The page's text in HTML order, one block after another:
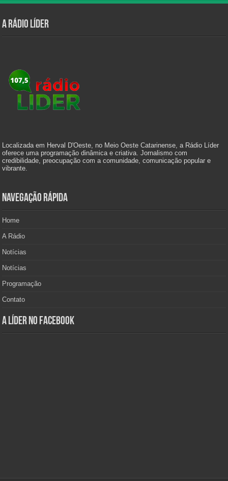
A Rádio Líder
Localizada em Herval D'Oeste, no Meio Oeste Catarinense, a Rádio Líder
oferece uma programação dinâmica e criativa. Jornalismo com
credibilidade, preocupação com a comunidade, comunicação popular e
vibrante.
Navegação Rápida
Home
A Rádio
Notícias
Notícias
Programação
Contato
A Líder no Facebook